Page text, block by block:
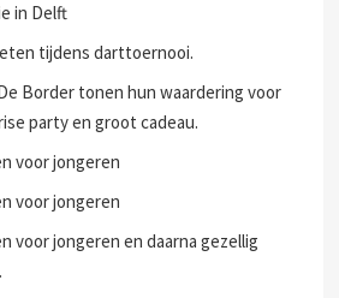
in Delft
tijdens darttoernooi.
Border tonen hun waardering voor
party en groot cadeau.
voor jongeren
voor jongeren
voor jongeren en daarna gezellig